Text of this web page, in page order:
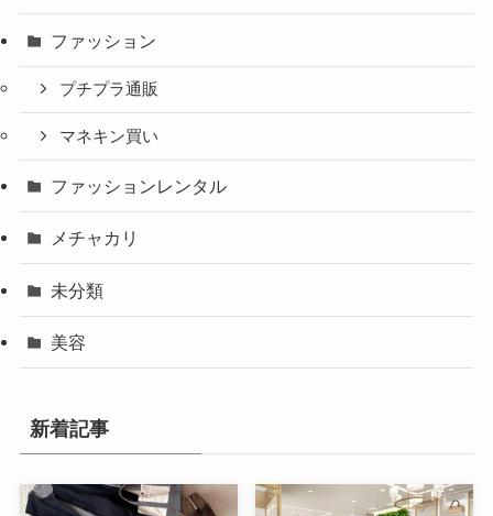
ファッション
プチプラ通販
マネキン買い
ファッションレンタル
メチャカリ
未分類
美容
新着記事